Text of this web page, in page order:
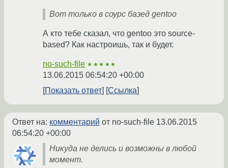
Вот только в соурс базед gentoo
А кто тебе сказал, что gentoo это source-
based? Как настроишь, так и будет.
no-such-file ★★★★★
13.06.2015 06:54:20 +00:00
Показать ответ
Ссылка
Ответ на: комментарий от no-such-file 13.06.2015
06:54:20 +00:00
Никуда не делись и возможны в любой
момент.